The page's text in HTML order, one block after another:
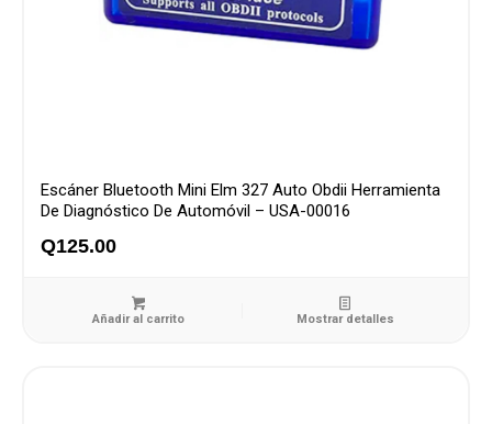
Escáner Bluetooth Mini Elm 327 Auto Obdii Herramienta
De Diagnóstico De Automóvil – USA-00016
Q125.00
Añadir al carrito Mostrar detalles